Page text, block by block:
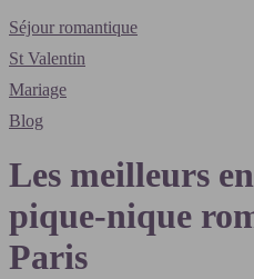
Séjour romantique
St Valentin
Mariage
Blog
Les meilleurs
pique-nique
Paris